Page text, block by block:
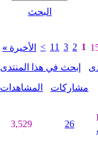
البحث
1
2
3
11
> الأخيرة »
إبحث في هذا المنتدى
مشاركات
المشاهدات
26
3,529